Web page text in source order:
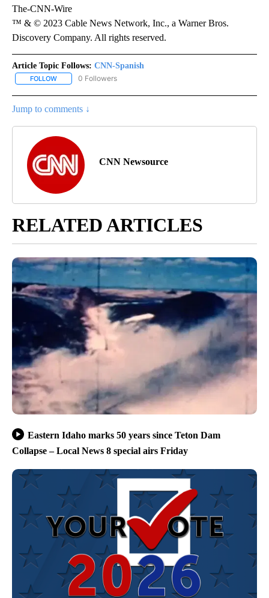
The-CNN-Wire
™ & © 2023 Cable News Network, Inc., a Warner Bros.
Discovery Company. All rights reserved.
Article Topic Follows: CNN-Spanish
FOLLOW FOLLOW "CNN-SPANISH" TO RECEIVE NOTIFICATIONS ABOUT
0 Followers
Jump to comments ↓
CNN Newsource
RELATED ARTICLES
Eastern Idaho marks 50 years since Teton Dam
Collapse – Local News 8 special airs Friday